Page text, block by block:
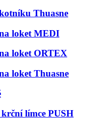
Thuasne
loket MEDI
loket ORTEX
loket Thuasne
límce PUSH